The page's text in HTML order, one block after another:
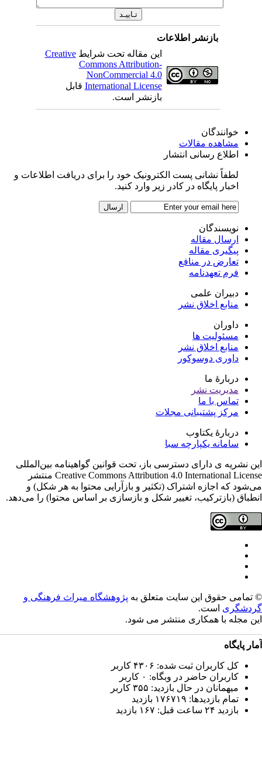
بازنشر اطلاعات
این مقاله تحت شرایطCreative
Commons Attribution-
NonCommercial 4.0
International Licenseقابل
بازنشر است.
خوانندگان
مشاهده مقالات
اطلاع رسانی انتشار
لطفاً نشانی پست الکترونیک خود را برای دریافت اطلاعات و
اخبار پایگاه در کادر زیر وارد کنید.
نویسندگان
ارسال مقاله
پیگیری مقاله
تعارض در منافع
فرم تعهدنامه
دبیران علمی
منابع اخلاق نشر
داوران
مسئولیت ها
منابع اخلاق نشر
داوری دوسوکور
دربارۀ ما
مدیریت نشر
تماس با ما
مرکز پشتیبانی مجلات
دربارۀ یکتاوب
سامانه یکپارچه سبا
نشریه ی دارای دسترسی باز، تحت قوانین گواهینامه بین‌المللی
Creative Commons Attribution 4.0 International License منتشر
که اجازه اشتراک (تکثیر و بازآرایی محتوا به هر شکل) و
(بازترکیب، تغییر شکل و بازسازی بر اساس محتوا) را می‌دهد.
تمامی حقوق این سایت متعلق بهپژوهشگاه میراث فرهنگی و
است.
مجله با همکاریمنتشر می شود.
پایگاه
کل کاربران ثبت شده: ۴۳۰۶ کاربر
کاربران حاضر در وبگاه: ۰ کاربر
میهمانان در حال بازدید: ۳۵۵ کاربر
تمام بازدید‌ها: ۱۷۶۷۱۹ بازدید
بازدید ۲۴ ساعت قبل: ۱۶۷ بازدید